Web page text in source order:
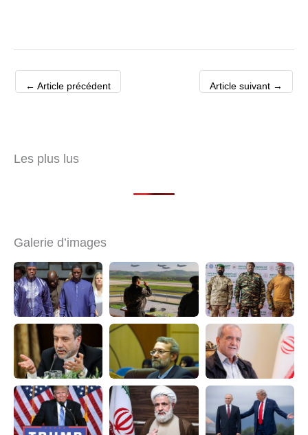
← Article précédent Article suivant →
Les plus lus
Galerie d’images